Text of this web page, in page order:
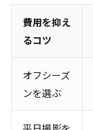
費用を抑え
るコツ
オフシーズ
ンを選ぶ